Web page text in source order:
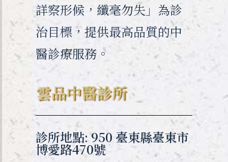
詳察形候，纖毫勿失」為診
治目標，提供最高品質的中
醫診療服務。
雲品中醫診所
診所地點: 950 臺東縣臺東市
博愛路470號